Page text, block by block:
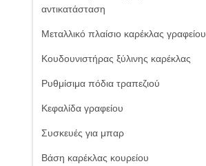
αντικατάσταση
Μεταλλικό πλαίσιο καρέκλας γραφείου
Κουδουνιστήρας ξύλινης καρέκλας
Ρυθμίσιμα πόδια τραπεζιού
Κεφαλίδα γραφείου
Συσκευές για μπαρ
Βάση καρέκλας κουρείου